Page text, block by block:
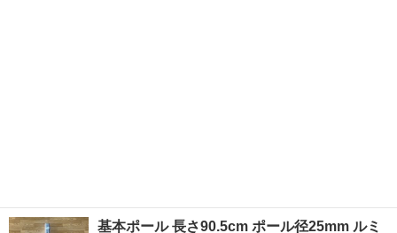
基本ポール 長さ90.5cm ポール径25mm ルミ